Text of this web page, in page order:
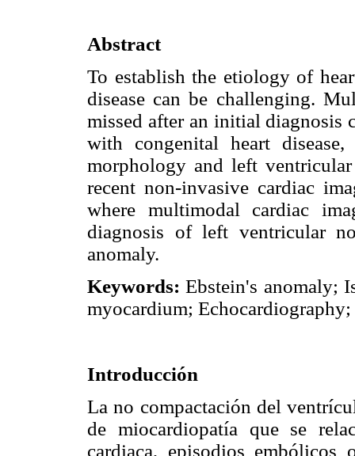
Abstract
To establish the etiology of
disease can be challenging.
missed after an initial diagnosis
with congenital heart
morphology and left
recent non-invasive cardiac
where multimodal cardiac
diagnosis of left ventricular
anomaly.
Keywords: Ebstein's anomaly;
myocardium;
Introducción
La no compactación del
de miocardiopatía que se
cardiaca, episodios